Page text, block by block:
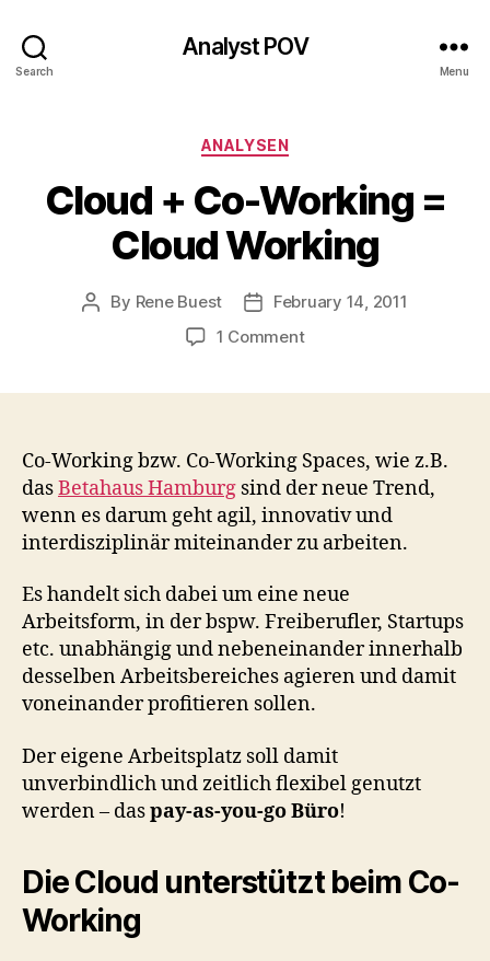
Search
Analyst POV
Menu
Categories
ANALYSEN
Cloud + Co-Working =
Cloud Working
Post
By Rene Buest
PostFebruary 14, 2011
1 Commenton
=
Cloud
Working
Co-Working bzw. Co-Working Spaces, wie z.B.
dasBetahaus Hamburg sind der neue Trend,
wenn es darum geht agil, innovativ und
interdisziplinär miteinander zu arbeiten.
Es handelt sich dabei um eine neue
Arbeitsform, in der bspw. Freiberufler, Startups
etc. unabhängig und nebeneinander innerhalb
desselben Arbeitsbereiches agieren und damit
voneinander profitieren sollen.
Der eigene Arbeitsplatz soll damit
unverbindlich und zeitlich flexibel genutzt
werden – daspay-as-you-go Büro!
Die Cloud unterstützt beim Co-
Working